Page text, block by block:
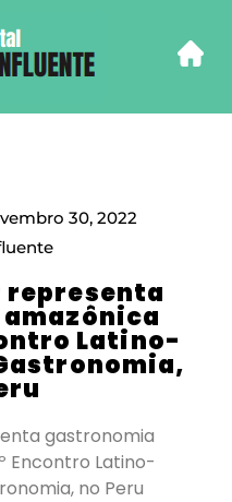
30, 2022
Latino-
gastronomia
Encontro Latino-
no Peru